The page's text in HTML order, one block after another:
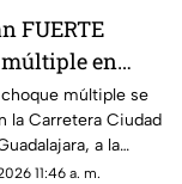
FUERTE
en
de
el saldo
múltiple se
la Carretera Ciudad
a la
de
11:46 a. m.